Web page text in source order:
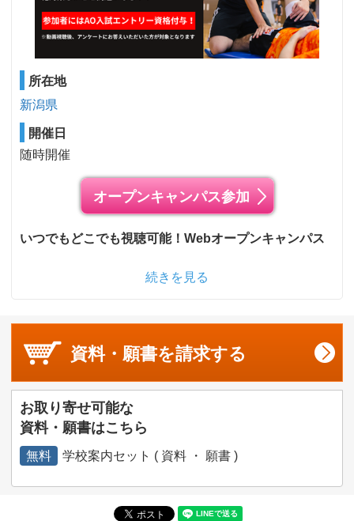
所在地
新潟県
開催日
随時開催
オープンキャンパス参加
いつでもどこでも視聴可能！Webオープンキャンパス
続きを見る
資料・願書を請求する
お取り寄せ可能な
資料・願書はこちら
無料 学校案内セット ( 資料 ・ 願書 )